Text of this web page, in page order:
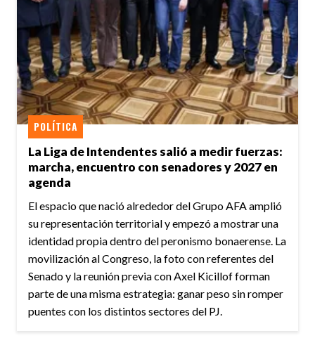
La Liga de Intendentes salió a medir fuerzas:
marcha, encuentro con senadores y 2027 en
agenda
POLÍTICA
El espacio que nació alrededor del Grupo AFA amplió
su representación territorial y empezó a mostrar una
identidad propia dentro del peronismo bonaerense. La
movilización al Congreso, la foto con referentes del
Senado y la reunión previa con Axel Kicillof forman
parte de una misma estrategia: ganar peso sin romper
puentes con los distintos sectores del PJ.